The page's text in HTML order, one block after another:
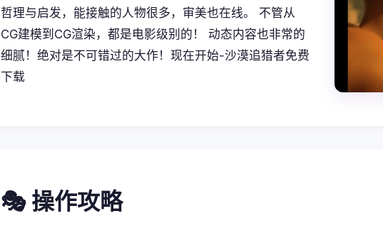
哲理与启发，能接触的人物很多，审美也在线。 不管从
CG建模到CG渲染，都是电影级别的！ 动态内容也非常的
细腻！绝对是不可错过的大作！现在开始-沙漠追猎者免费
下载
🎭 操作攻略